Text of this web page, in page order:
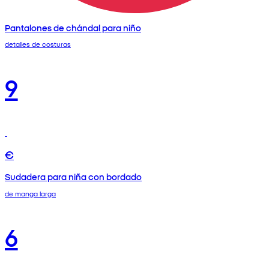
Pantalones de chándal para niño
detalles de costuras
9
€
Sudadera para niña con bordado
de manga larga
6